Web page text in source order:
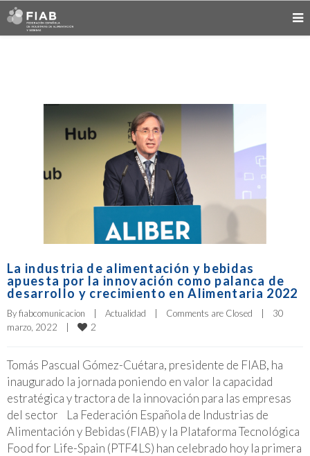
La industria de alimentación y bebidas
apuesta por la innovación como palanca de
desarrollo y crecimiento en Alimentaria 2022
By fiabcomunicacion Actualidad Comments are Closed
30
marzo, 2022
2
Tomás Pascual Gómez-Cuétara, presidente de FIAB, ha
inaugurado la jornada poniendo en valor la capacidad
estratégica y tractora de la innovación para las empresas
del sector La Federación Española de Industrias de
Alimentación y Bebidas (FIAB) y la Plataforma Tecnológica
Food for Life-Spain (PTF4LS) han celebrado hoy la primera